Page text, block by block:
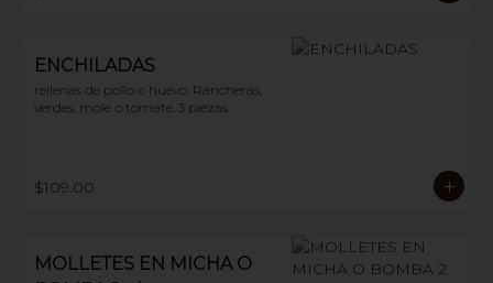
ENCHILADAS
rellenas de pollo o huevo. Rancheras,
verdes, mole o tomate. 3 piezas
$109.00
MOLLETES EN MICHA O